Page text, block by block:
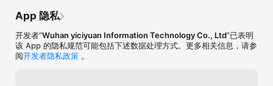
App 隐私
开发者“Wuhan yiciyuan Information Technology Co., Ltd”已表明
该 App 的隐私规范可能包括下述数据处理方式。更多相关信息，请参
阅开发者隐私政策 。